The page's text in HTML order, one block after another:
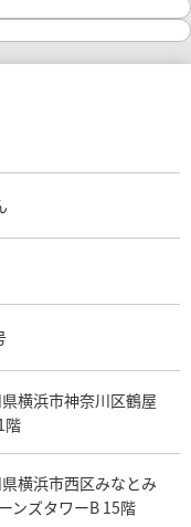
横浜市神奈川区鶴屋
階
横浜市西区みなとみ
ンズタワーB 15階